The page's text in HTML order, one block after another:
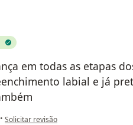
em todas as etapas
labial e já
• na opinião do utilizador Marina Milesi
Solicitar revisão